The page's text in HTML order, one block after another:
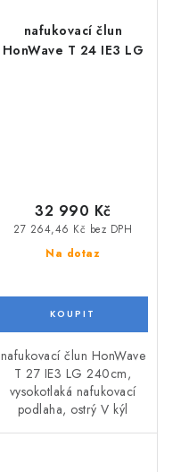
nafukovací člun
HonWave T 24 IE3 LG
Na dotaz
27 264,46 Kč bez DPH
32 990 Kč
nafukovací člun HonWave
T 27 IE3 LG 240cm,
vysokotlaká nafukovací
podlaha, ostrý V kýl